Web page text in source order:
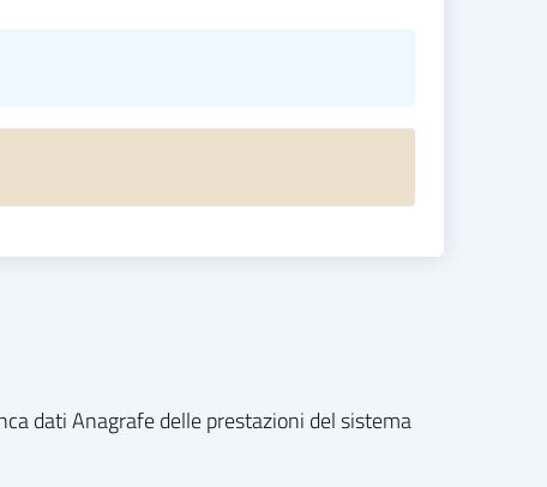
dati Anagrafe delle prestazioni del sistema